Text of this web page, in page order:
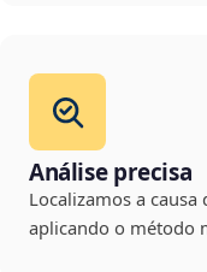
Análise precisa
Localizamos a
aplicando o método